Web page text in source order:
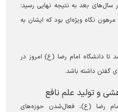
سال‌های بعد به نتیجه نهایی رسید؛
نگاه ویژه‌ای بود که ایشان به
دانشگاه امام رضا (ع) امروز در
گفتن داشته باشد.
و تولید علم نافع
رضا (ع)، فعال‌شدن حوزه‌های